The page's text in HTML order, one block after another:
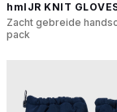
hmlJR KNIT
Zacht gebreide
pack